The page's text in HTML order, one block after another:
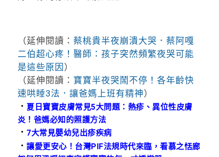
（延伸閱讀： 蔡桃貴半夜崩潰大哭．蔡阿嘎
二伯超心疼！醫師：孩子突然頻繁夜哭可能
是這些原因 ）
（延伸閱讀： 寶寶半夜哭鬧不停！各年齡快
速哄睡3法．讓爸媽上班有精神）
． 夏日寶寶皮膚常見5大問題：熱疹、異位性皮膚
炎！爸媽必知的照護方法
． 7大常見嬰幼兒出疹疾病
．讓愛更安心！台灣PIF法規時代來臨，看慕之恬廊